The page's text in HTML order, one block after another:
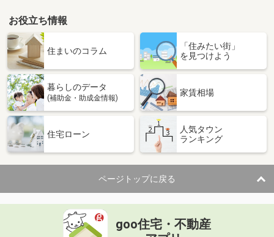
山梨県南アルプス市徳永
価 格
5.50万円
山梨県南アルプス市徳永
専有面積 23.18m²
間取り
山梨県中巨摩郡昭和町清水新居
住 所
山梨県中巨摩郡昭和町清水新居
専有面積 30.36m²
間取り
1K
山梨県甲府市徳行２
価 格
お役立ち情報
住まいのコラム
「住みたい街」
を見つけよう
暮らしのデータ
(補助金・助成金情報)
家賃相場
住宅ローン
人気タウン
ランキング
ページトップに戻る
goo住宅・不動産